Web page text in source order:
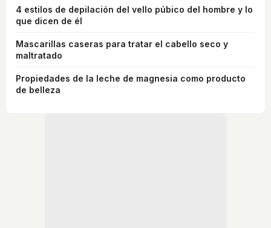
4 estilos de depilación del vello púbico del hombre y lo
que dicen de él
Mascarillas caseras para tratar el cabello seco y
maltratado
Propiedades de la leche de magnesia como producto
de belleza